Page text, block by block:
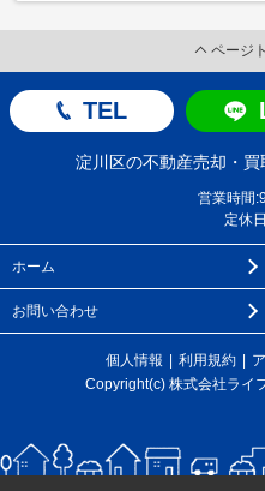
ページ
TEL
淀川区の不動産売却・
営業時間
定休
ホーム
お問い合わせ
個人情報 利用規約
Copyright(c) 株式会社ライ